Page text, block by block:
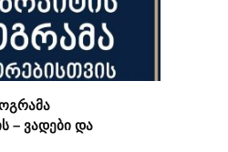
– ვადები და